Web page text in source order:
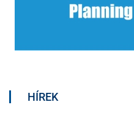
HÍREK